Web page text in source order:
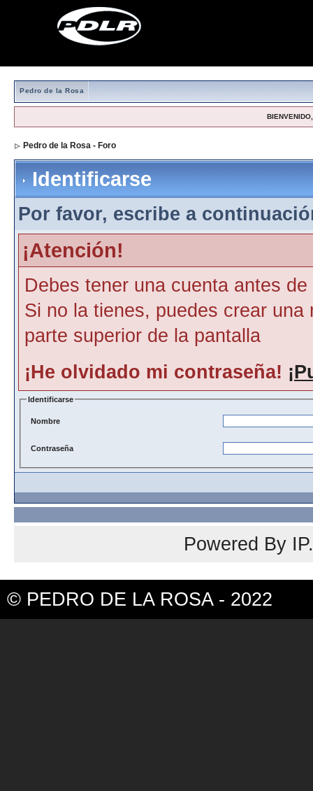
Pedro de la Rosa
Pedro de la Rosa - Foro
Identificarse
Por favor, escribe a
¡Atención!
Debes tener una cuenta antes
Si no la tienes, puedes crear
parte superior de la pantalla
¡He olvidado mi contraseña!
Identificarse
Nombre
Contraseña
Powered By
© PEDRO DE LA ROSA - 2022